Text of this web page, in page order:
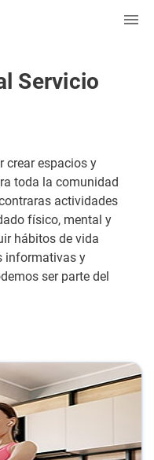
Servicio
crear espacios y
toda la comunidad
actividades
físico, mental y
hábitos de vida
informativas y
ser parte del